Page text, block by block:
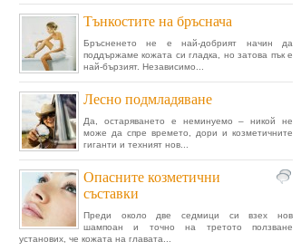
Тънкостите на бръснача
Бръсненето не е най-добрият начин да
поддържаме кожата си гладка, но затова пък е
най-бързият. Независимо...
Лесно подмладяване
Да, остаряването е неминуемо – никой не
може да спре времето, дори и козметичните
гиганти и техният нов...
Опасните козметични
съставки
Преди около две седмици си взех нов
шампоан и точно на третото ползване
установих, че кожата на главата...